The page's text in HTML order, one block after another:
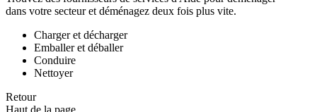
dans votre secteur et déménagez deux fois plus vite.
Charger et décharger
Emballer et déballer
Conduire
Nettoyer
Retour
Haut de la page